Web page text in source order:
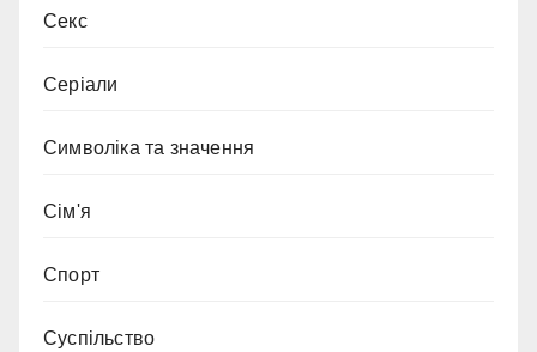
Секс
Серіали
Символіка та значення
Сім'я
Спорт
Суспільство